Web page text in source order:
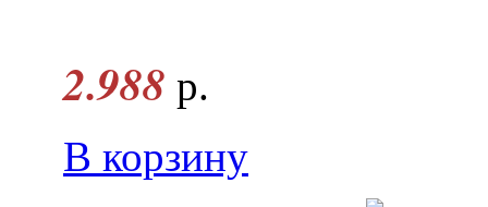
2.988 р.
В корзину